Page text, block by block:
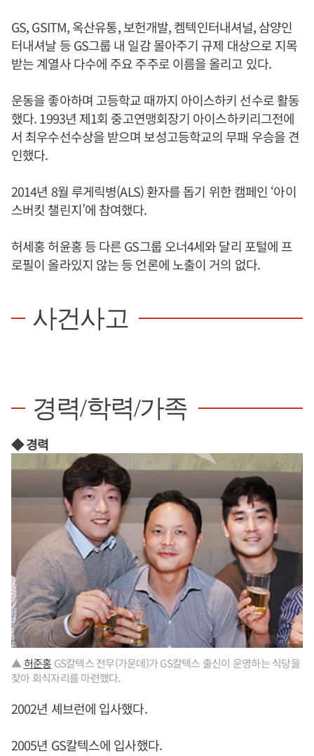
GS, GSITM, 옥산유통, 보헌개발, 켐텍인터내셔널, 삼양인
터내셔날 등 GS그룹 내 일감 몰아주기 규제 대상으로 지목
받는 계열사 다수에 주요 주주로 이름을 올리고 있다.
운동을 좋아하며 고등학교 때까지 아이스하키 선수로 활동
했다. 1993년 제1회 중고연맹회장기 아이스하키리그전에
서 최우수선수상을 받으며 보성고등학교의 무패 우승을 견
인했다.
2014년 8월 루게릭병(ALS) 환자를 돕기 위한 캠페인 ‘아이
스버킷 챌린지’에 참여했다.
허세홍 허윤홍 등 다른 GS그룹 오너4세와 달리 포털에 프
로필이 올라있지 않는 등 언론에 노출이 거의 없다.
사건사고
경력/학력/가족
◆ 경력
▲허준홍 GS칼텍스 전무(가운데)가 GS칼텍스 출신이 운영하는 식당을
찾아 회식자리를 마련했다.
2002년 셰브런에 입사했다.
2005년 GS칼텍스에 입사했다.